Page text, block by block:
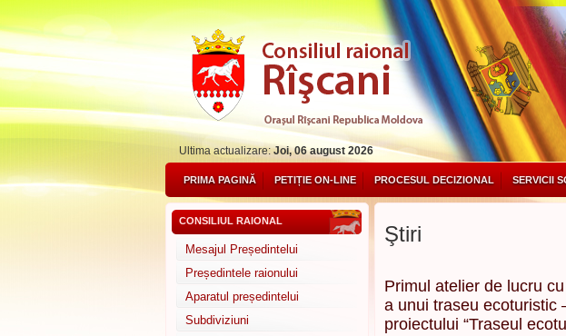
Ultima actualizare:Joi, 06 august 2026
PRIMA PAGINĂ PETIȚIE ON-LINE PROCESUL DECIZIONAL SERVICII
CONSILIUL RAIONAL
Mesajul Președintelui
Președintele raionului
Aparatul președintelui
Subdiviziuni
Ştiri
Primul atelier de lucru
a unui traseu ecoturistic
proiectului “Traseul